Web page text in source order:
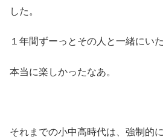
した。
１年間ずーっとその人と一緒にい
本当に楽しかったなあ。
それまでの小中高時代は、強制的